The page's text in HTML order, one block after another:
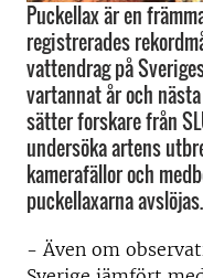
Puckellax är en
registrerades
vattendrag på
vartannat år och nästa
sätter forskare från
undersöka artens
kamerafällor och
puckellaxarna avslöjas.
- Även om